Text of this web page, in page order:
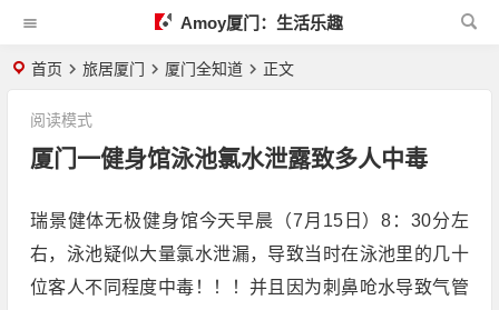
Amoy厦门：生活乐趣
首页 旅居厦门 厦门全知道 正文
厦门一健身馆泳池氯水泄露致多人中毒
阅读模式
瑞景健体无极健身馆今天早晨（7月15日）8：30分左
右，泳池疑似大量氯水泄漏，导致当时在泳池里的几十
位客人不同程度中毒！！！并且因为刺鼻呛水导致气管